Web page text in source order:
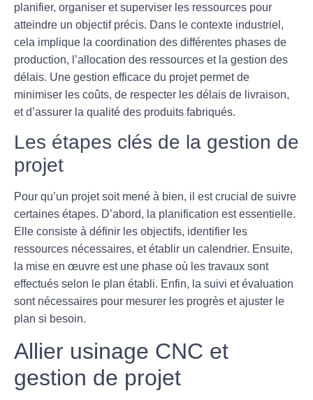
planifier, organiser et superviser les ressources pour
atteindre un objectif précis. Dans le contexte industriel,
cela implique la coordination des différentes phases de
production, l’allocation des ressources et la gestion des
délais. Une gestion efficace du projet permet de
minimiser les coûts, de respecter les délais de livraison,
et d’assurer la qualité des produits fabriqués.
Les étapes clés de la gestion de
projet
Pour qu’un projet soit mené à bien, il est crucial de suivre
certaines étapes. D’abord, la planification est essentielle.
Elle consiste à définir les objectifs, identifier les
ressources nécessaires, et établir un calendrier. Ensuite,
la mise en œuvre est une phase où les travaux sont
effectués selon le plan établi. Enfin, la suivi et évaluation
sont nécessaires pour mesurer les progrès et ajuster le
plan si besoin.
Allier usinage CNC et
gestion de projet